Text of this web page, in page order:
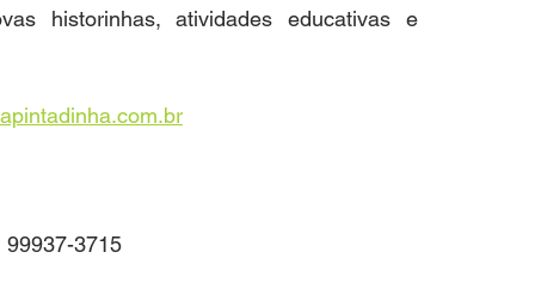
historinhas, atividades educativas e
99937-3715